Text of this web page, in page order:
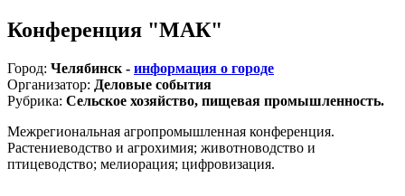
Конференция "МАК"
Город: Челябинск - информация о городе
Организатор: Деловые события
Рубрика: Сельское хозяйство, пищевая промышленность.
Межрегиональная агропромышленная конференция.
Растениеводство и агрохимия; животноводство и
птицеводство; мелиорация; цифровизация.